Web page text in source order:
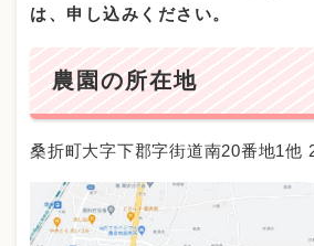
は、申し込みください。
農園の所在地
桑折町大字下郡字街道南20番地1他